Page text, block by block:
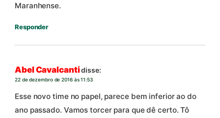
Maranhense.
Responder
Abel Cavalcantidisse:
22 de dezembro de 2016 às 11:53
Esse novo time no papel, parece bem inferior ao do
ano passado. Vamos torcer para que dê certo. Tô